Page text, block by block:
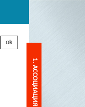
1. АССОЦИАЦИЯ